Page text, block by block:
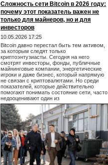
Сложность сети Bitcoin в 2026 году:
почему этот показатель важен не
только для майнеров, но и для
инвесторов
10.05.2026 17:25
Bitcoin давно перестал быть тем активом,
за которым следят только
криптоэнтузиасты. Сегодня на него
смотрят инвесторы, фонды, публичные
майнинговые компании, энергетические
игроки и даже бизнес, который напрямую
не связан с криптовалютами. Но среди
показателей, которые действительно
помогают понимать состояние сети, часто
недооценивают один из